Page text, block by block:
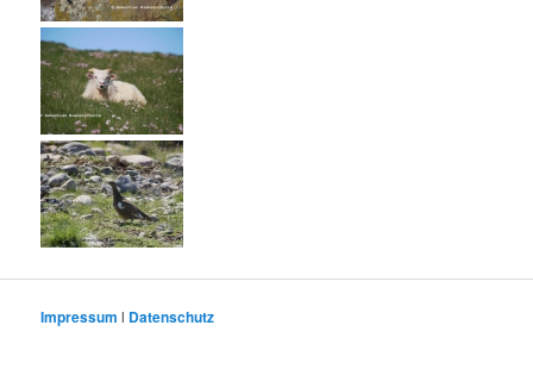
Impressum l Datenschutz